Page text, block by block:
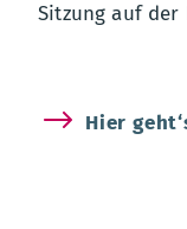
Sitzung auf der
Hier